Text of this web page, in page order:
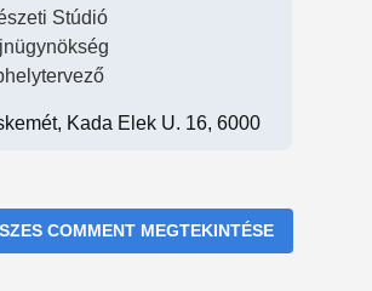
Stúdió
Kada Elek U. 16, 6000
COMMENT MEGTEKINTÉSE